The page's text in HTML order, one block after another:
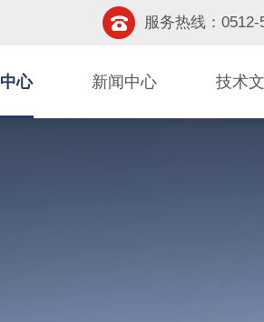
服务热线：0512-
心 新闻中心 技术